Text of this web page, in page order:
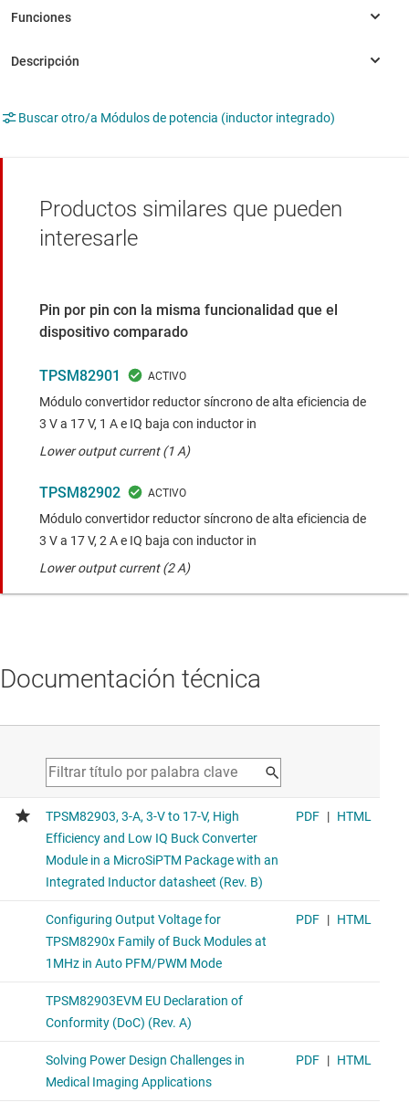
Buscar otro/a Módulos de potencia (inductor integrado)
Productos similares que pueden
interesarle
Pin por pin con la misma funcionalidad que el
dispositivo comparado
TPSM82901
Módulo convertidor reductor síncrono de alta eficiencia de
3 V a 17 V, 1 A e IQ baja con inductor in
Lower output current (1 A)
TPSM82902
Módulo convertidor reductor síncrono de alta eficiencia de
3 V a 17 V, 2 A e IQ baja con inductor in
Lower output current (2 A)
Documentación técnica